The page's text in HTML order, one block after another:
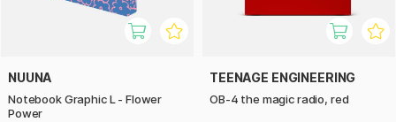
NUUNA
Notebook Graphic L - Flower
Power
TEENAGE ENGINEERING
OB-4 the magic radio, red